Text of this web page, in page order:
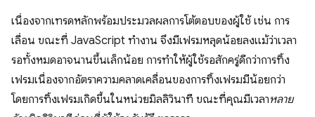
เนื่องจากเทรดหลักพร้อมประมวลผลการโต้ตอบของผู้ใช้ เช่น การ
เลื่อน ขณะที่ JavaScript ทำงาน จึงมีเฟรมหลุดน้อยลงแม้ว่าเวลา
รอทั้งหมดอาจนานขึ้นเล็กน้อย การทำให้ผู้ใช้รอสักครู่ดีกว่าการทิ้ง
เฟรมเนื่องจากอัตราความคลาดเคลื่อนของการทิ้งเฟรมมีน้อยกว่า
โดยการทิ้งเฟรมเกิดขึ้นในหน่วยมิลลิวินาที ขณะที่คุณมีเวลาหลาย